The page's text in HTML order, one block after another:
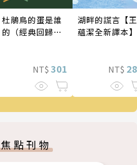
杜鵑鳥的蛋是誰
的（經典回歸
NT$ 301
湖畔的謊言【王
蘊潔全新譯本】
NT$
焦點刊物